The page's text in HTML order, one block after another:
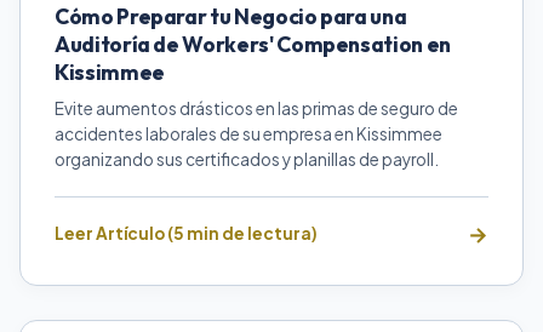
Cómo Preparar tu Negocio para una
Auditoría de Workers' Compensation en
Kissimmee
Evite aumentos drásticos en las primas de seguro de
accidentes laborales de su empresa en Kissimmee
organizando sus certificados y planillas de payroll.
Leer Artículo (5 min de lectura)